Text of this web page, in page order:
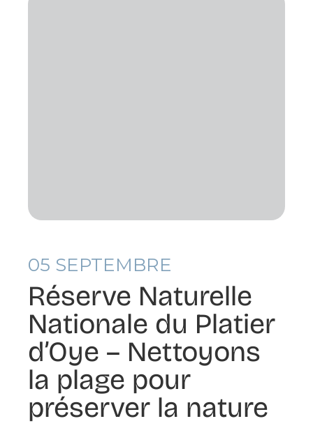
05 SEPTEMBRE
Réserve Naturelle
Nationale du Platier
d’Oye – Nettoyons
la plage pour
préserver la nature